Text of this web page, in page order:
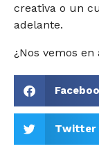
creativa o un
adelante.
¿Nos vemos
Twitter